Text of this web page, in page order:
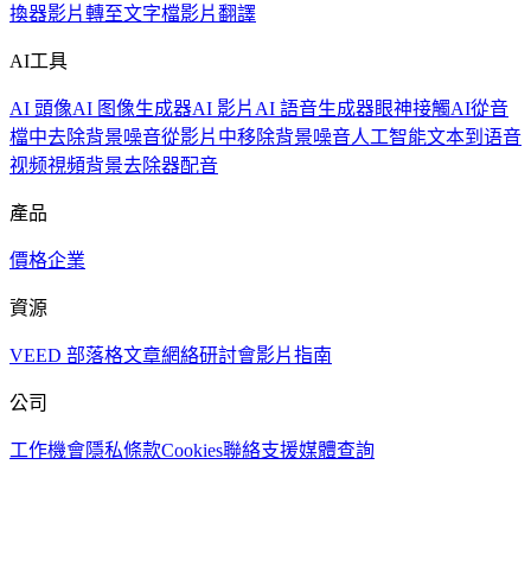
換器影片轉至文字檔影片翻譯
AI工具
AI 頭像AI 图像生成器AI 影片AI 語音生成器眼神接觸AI從音
檔中去除背景噪音從影片中移除背景噪音人工智能文本到语音
视频視頻背景去除器配音
產品
價格企業
資源
VEED 部落格文章網絡研討會影片指南
公司
工作機會隱私條款Cookies聯絡支援媒體查詢